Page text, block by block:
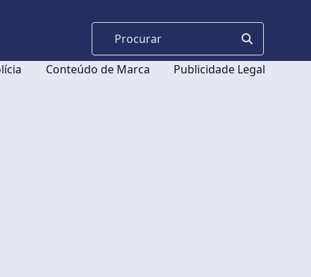
Conteúdo de Marca Publicidade Legal